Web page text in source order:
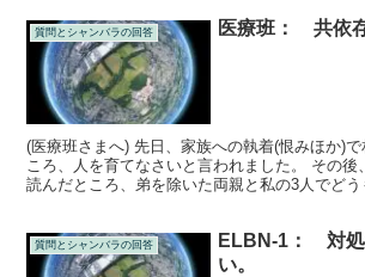
質問とシャンバラの回答 医療班： 共依
(医療班さまへ) 先日、家族への執着(恨みほか)
ころ、人を育てなさいと言われました。 その後
読んだところ、弟を除いた両親と私の3人でどう
質問とシャンバラの回答
ELBN-1： 対処
い。